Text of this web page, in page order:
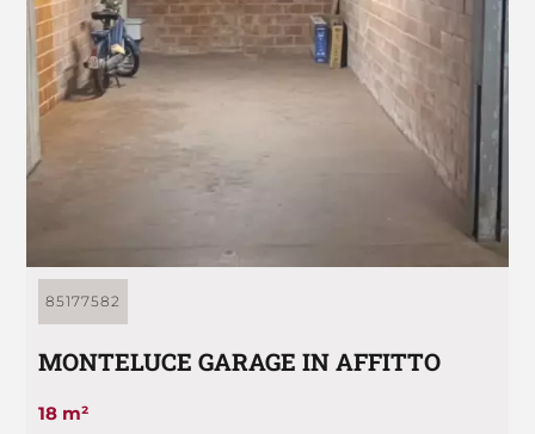
85177582
MONTELUCE GARAGE IN AFFITTO
18 m²